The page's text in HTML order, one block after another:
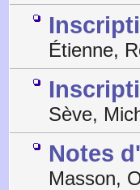
Étienne,
Sève,
Notes
Masson,